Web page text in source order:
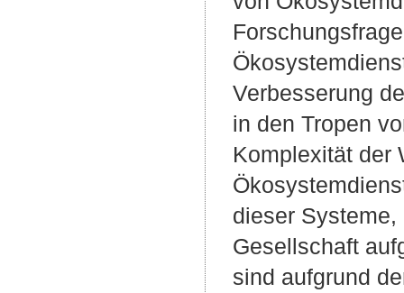
Verbesserung
in den Tropen
Komplexität der
dieser
Gesellschaft
sind aufgrund